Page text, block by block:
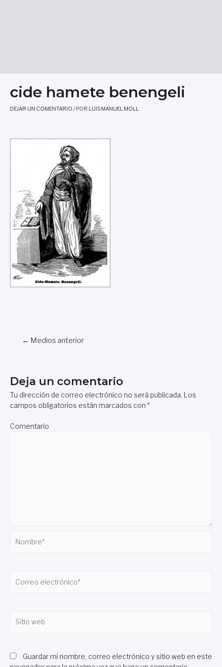
cide hamete benengeli
DEJAR UN COMENTARIO / POR LUIS MANUEL MOLL
Navegación
← Medios anterior
Deja un comentario
Tu dirección de correo electrónico no será publicada. Los
campos obligatorios están marcados con *
Comentario
electrónico*
web
Guardar mi nombre, correo electrónico y sitio web en este